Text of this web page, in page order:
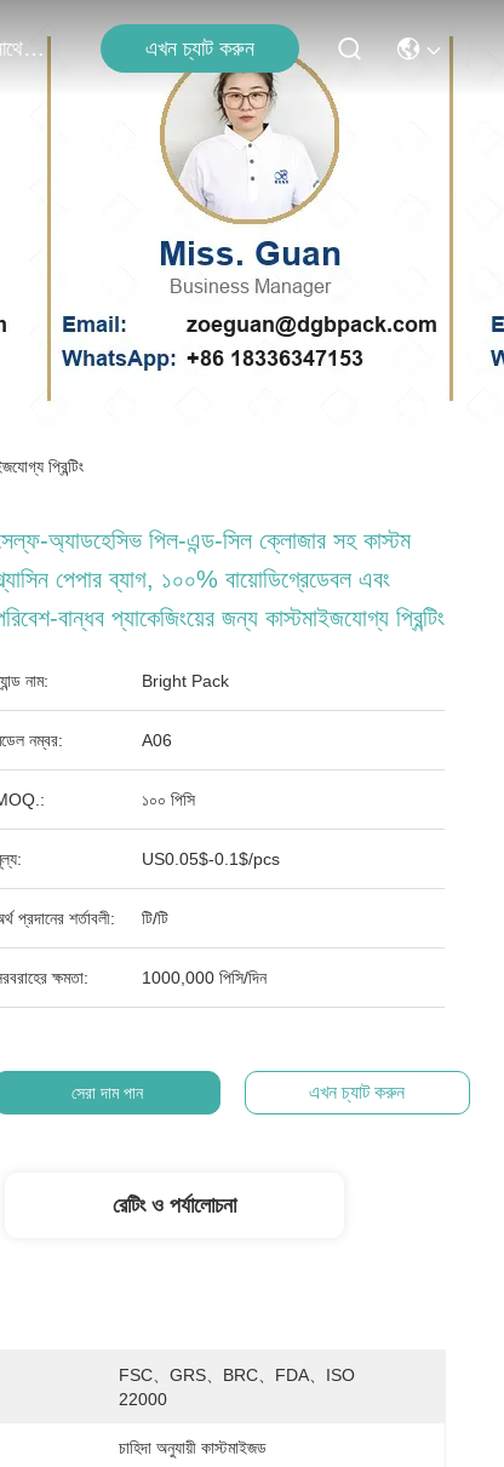
আমাদের সাথে যোগাযোগ এখন চ্যাট করুন
প্রিন্টিং
অ্যাডহেসিভ পিল-এন্ড-সিল ক্লোজার সহ কাস্টম
পেপার ব্যাগ, ১০০% বায়োডিগ্রেডেবল এবং
বান্ধব প্যাকেজিংয়ের জন্য কাস্টমাইজযোগ্য প্রিন্টিং
নাম: Bright Pack
নম্বর: A06
১০০ পিসি
US0.05$-0.1$/pcs
প্রদানের শর্তাবলী: টি/টি
ক্ষমতা: 1000,000 পিসি/দিন
সেরা দাম পান এখন চ্যাট করুন
রেটিং ও পর্যালোচনা
FSC、GRS、BRC、FDA、ISO
22000
চাহিদা অনুযায়ী কাস্টমাইজড